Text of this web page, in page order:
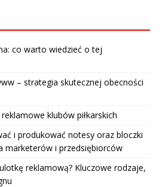
co warto wiedzieć o tej
– strategia skutecznej obecności
klubów piłkarskich
i produkować notesy oraz bloczki
marketerów i przedsiębiorców
reklamową? Kluczowe rodzaje,